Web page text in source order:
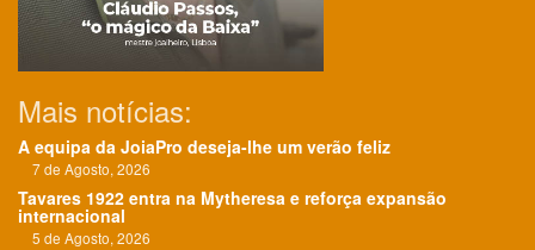
Mais notícias:
A equipa da JoiaPro deseja-lhe um verão feliz
7 de Agosto, 2026
Tavares 1922 entra na Mytheresa e reforça expansão
internacional
5 de Agosto, 2026